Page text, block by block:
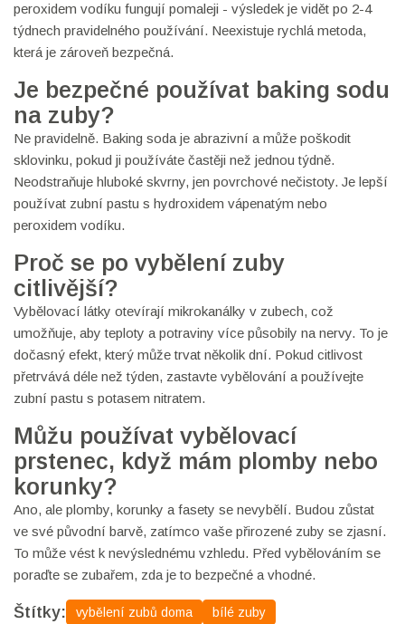
peroxidem vodíku fungují pomaleji - výsledek je vidět po 2-4
týdnech pravidelného používání. Neexistuje rychlá metoda,
která je zároveň bezpečná.
Je bezpečné používat baking sodu
na zuby?
Ne pravidelně. Baking soda je abrazivní a může poškodit
sklovinku, pokud ji používáte častěji než jednou týdně.
Neodstraňuje hluboké skvrny, jen povrchové nečistoty. Je lepší
používat zubní pastu s hydroxidem vápenatým nebo
peroxidem vodíku.
Proč se po vybělení zuby
citlivější?
Vybělovací látky otevírají mikrokanálky v zubech, což
umožňuje, aby teploty a potraviny více působily na nervy. To je
dočasný efekt, který může trvat několik dní. Pokud citlivost
přetrvává déle než týden, zastavte vybělování a používejte
zubní pastu s potasem nitratem.
Můžu používat vybělovací
prstenec, když mám plomby nebo
korunky?
Ano, ale plomby, korunky a fasety se nevybělí. Budou zůstat
ve své původní barvě, zatímco vaše přirozené zuby se zjasní.
To může vést k nevýslednému vzhledu. Před vybělováním se
poraďte se zubařem, zda je to bezpečné a vhodné.
Štítky: vybělení zubů doma bílé zuby